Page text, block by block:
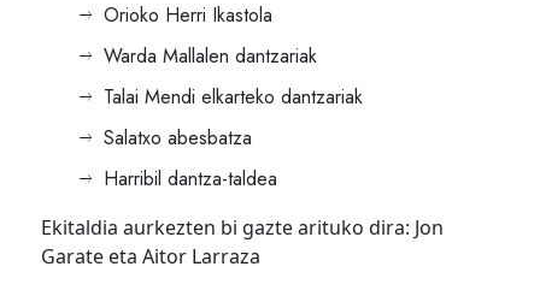
Orioko Herri Ikastola
Warda Mallalen dantzariak
Talai Mendi elkarteko dantzariak
Salatxo abesbatza
Harribil dantza-taldea
Ekitaldia aurkezten bi gazte arituko dira: Jon
Garate eta Aitor Larraza